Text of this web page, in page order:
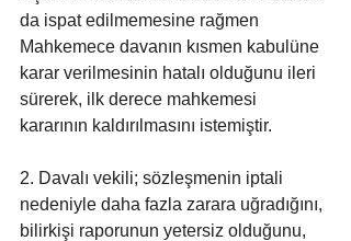
da ispat edilmemesine rağmen
Mahkemece davanın kısmen kabulüne
karar verilmesinin hatalı olduğunu ileri
sürerek, ilk derece mahkemesi
kararının kaldırılmasını istemiştir.
2. Davalı vekili; sözleşmenin iptali
nedeniyle daha fazla zarara uğradığını,
bilirkişi raporunun yetersiz olduğunu,